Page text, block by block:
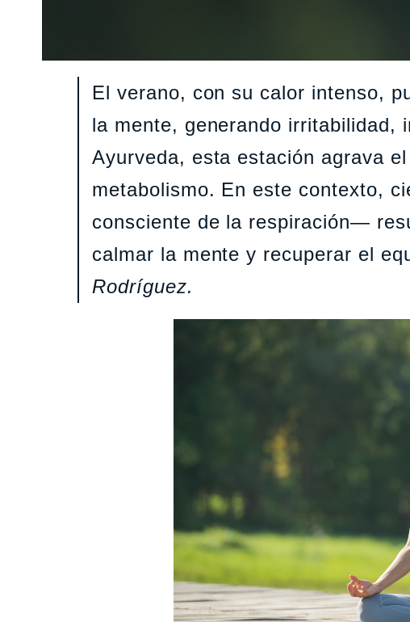
El verano, con su calor intenso,
la mente, generando irritabilidad,
Ayurveda, esta estación agrava
metabolismo. En este contexto,
consciente de la respiración—
calmar la mente y recuperar el
Rodríguez.